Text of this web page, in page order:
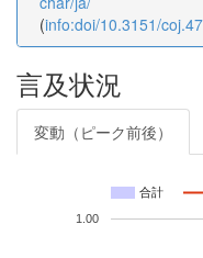
(info:doi/10.3151/
言及状況
変動（ピーク前後）
合計
1.00